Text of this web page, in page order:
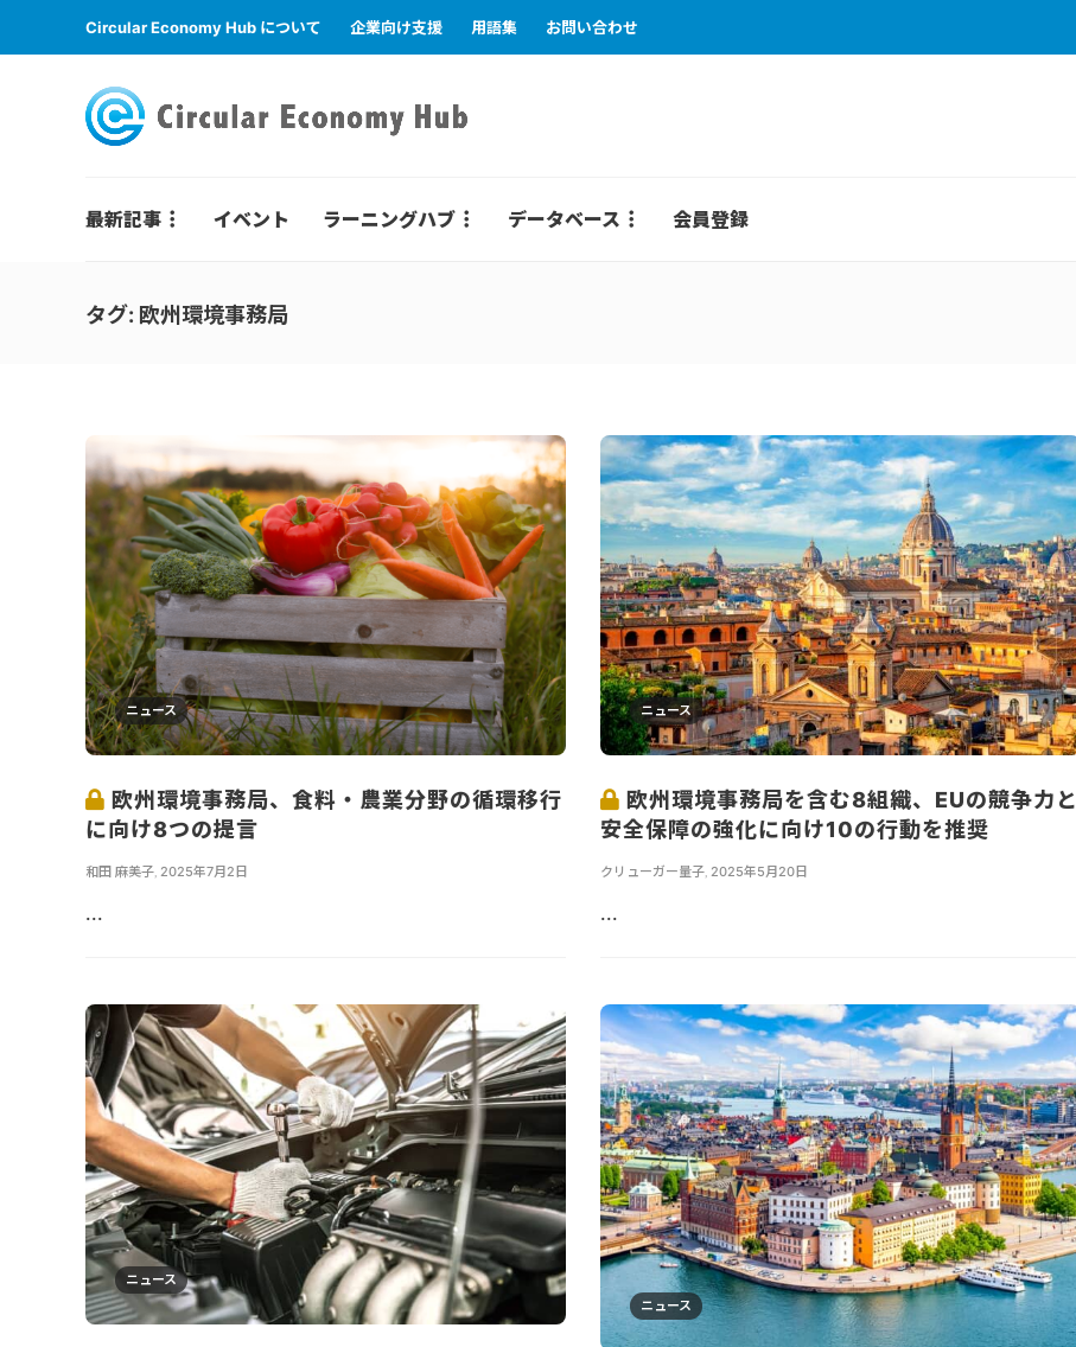
Circular Economy Hub について 企業向け支援 用語集 お問い合わせ
最新記事 イベント ラーニングハブ データベース 会員登録
タグ: 欧州環境事務局
ニュース
欧州環境事務局、食料・農業分野の循環移行
に向け8つの提言
和田 麻美子 2025年7月2日
...
ニュース
欧州環境事務局を含む8組織、EUの競争力と
安全保障の強化に向け10の行動を推奨
クリューガー量子 2025年5月20日
...
ニュース
ニュース